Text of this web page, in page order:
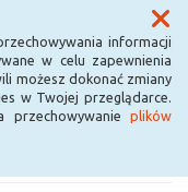
informacji
w celu zapewnienia
możesz dokonać zmiany
w Twojej przeglądarce.
przechowywanie plików
Menu